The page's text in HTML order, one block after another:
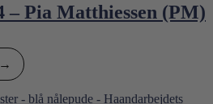
– Pia Matthiessen (PM)